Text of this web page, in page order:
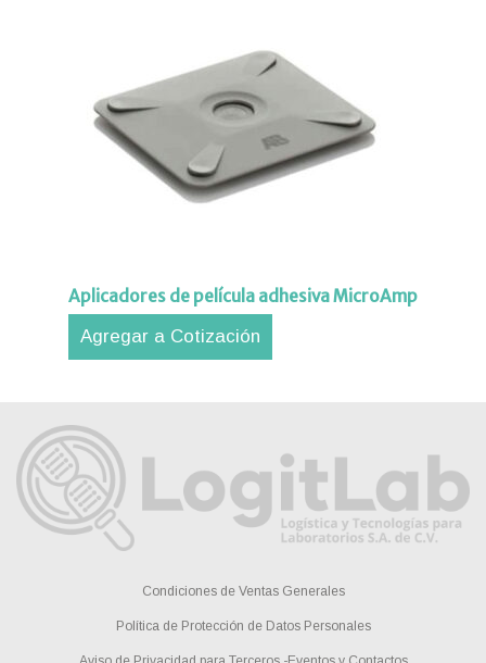
Aplicadores de película adhesiva MicroAmp
Agregar a Cotización
Condiciones de Ventas Generales
Política de Protección de Datos Personales